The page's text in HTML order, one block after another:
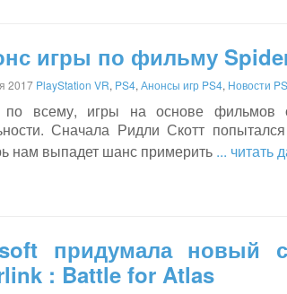
игры по фильму
2017 PlayStation VR, PS4, Анонсы игр PS4, Новости
всему, игры на основе фильмов
Сначала Ридли Скотт
нам выпадет шанс примерить ... читать
придумала новый
: Battle for Atlas